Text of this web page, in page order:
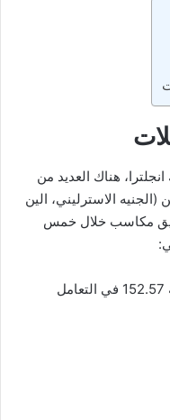
هناك العديد من
(الجنيه الاسترليني، الين
مكاسب خلال خمس
الوصول إلى مستوى مقاومة عند النقطة 152.57 في التعامل